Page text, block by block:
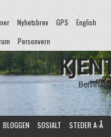
Nyhetsbrev GPS
English
Personvern
BLOGGEN SOSIALT
STEDER A-Å